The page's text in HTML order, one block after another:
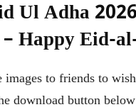
Ul Adha
– Happy Eid-
images to friends to
download button